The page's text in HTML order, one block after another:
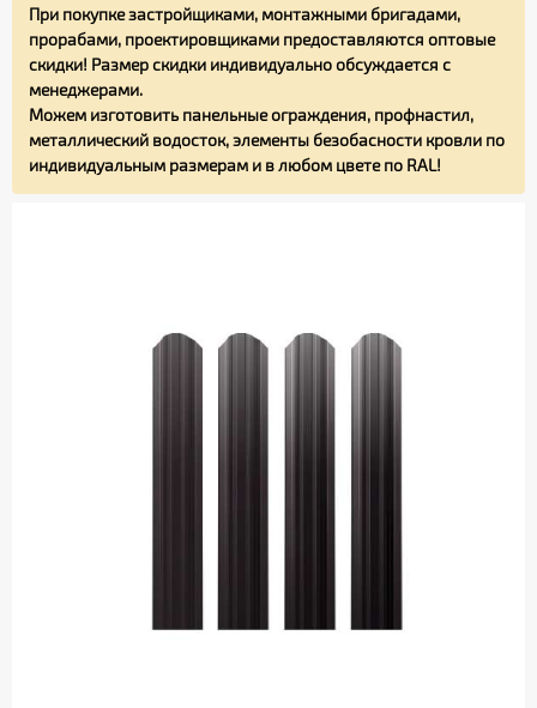
При покупке застройщиками, монтажными бригадами,
прорабами, проектировщиками предоставляются оптовые
скидки! Размер скидки индивидуально обсуждается с
менеджерами.
Можем изготовить панельные ограждения, профнастил,
металлический водосток, элементы безобасности кровли по
индивидуальным размерам и в любом цвете по RAL!